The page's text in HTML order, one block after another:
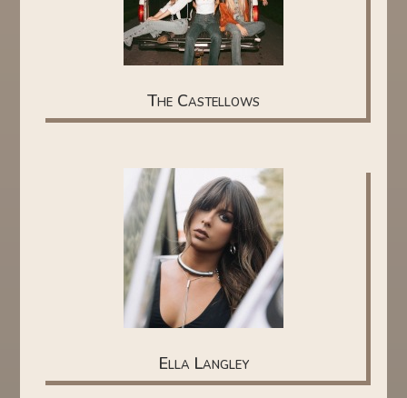
The Castellows
Ella Langley